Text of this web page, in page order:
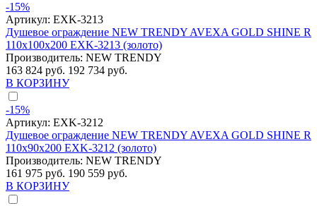
-15%
Артикул: EXK-3213
Душевое ограждение NEW TRENDY AVEXA GOLD SHINE R
110x100x200 EXK-3213 (золото)
Производитель: NEW TRENDY
163 824 руб. 192 734 руб.
В КОРЗИНУ
-15%
Артикул: EXK-3212
Душевое ограждение NEW TRENDY AVEXA GOLD SHINE R
110x90x200 EXK-3212 (золото)
Производитель: NEW TRENDY
161 975 руб. 190 559 руб.
В КОРЗИНУ